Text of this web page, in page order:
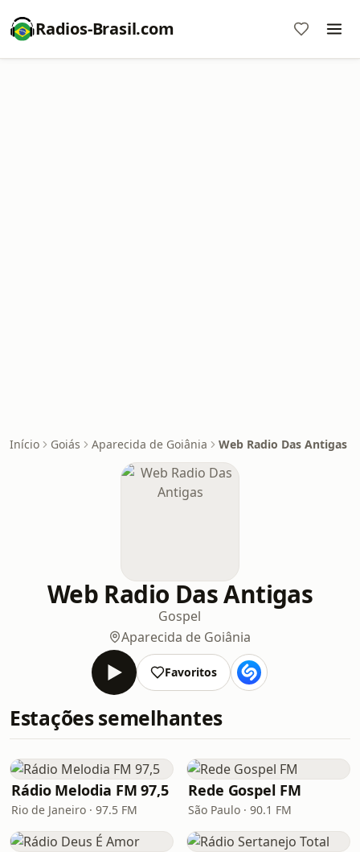
Radios-Brasil.com
Início Goiás Aparecida de Goiânia Web Radio Das Antigas
Web Radio Das Antigas
Gospel
Aparecida de Goiânia
Favoritos
Estações semelhantes
Rádio Melodia FM 97,5
Rio de Janeiro · 97.5 FM
Rede Gospel FM
São Paulo · 90.1 FM